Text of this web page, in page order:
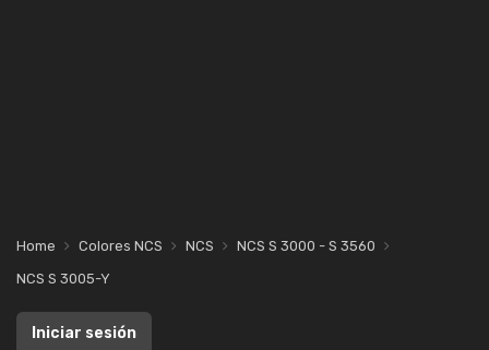
Home Colores NCS NCS
NCS S 3000 - S 3560
NCS S 3005-Y
Iniciar sesión